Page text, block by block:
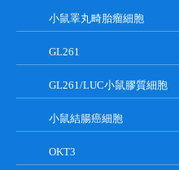
小鼠睪丸畸胎瘤細胞
GL261
GL261/LUC小鼠膠質細胞
小鼠結腸癌細胞
OKT3